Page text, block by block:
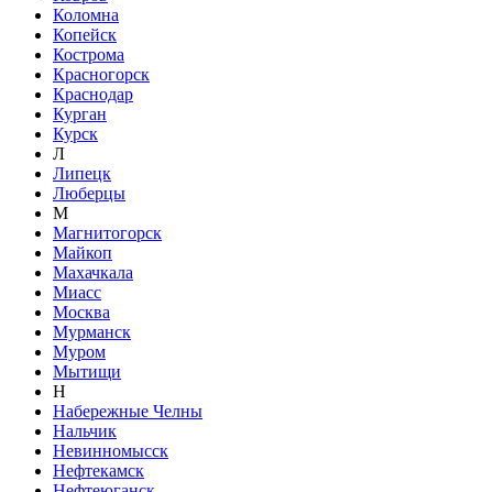
Коломна
Копейск
Кострома
Красногорск
Краснодар
Курган
Курск
Л
Липецк
Люберцы
М
Магнитогорск
Майкоп
Махачкала
Миасс
Москва
Мурманск
Муром
Мытищи
Н
Набережные Челны
Нальчик
Невинномысск
Нефтекамск